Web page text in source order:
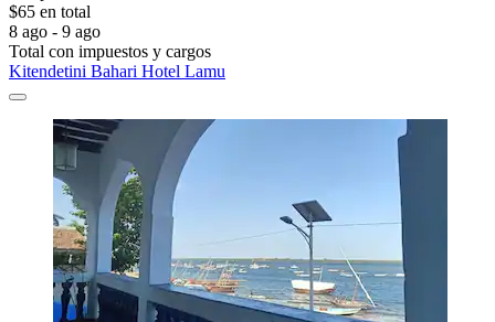
$65 en total
8 ago - 9 ago
Total con impuestos y cargos
Kitendetini Bahari Hotel Lamu